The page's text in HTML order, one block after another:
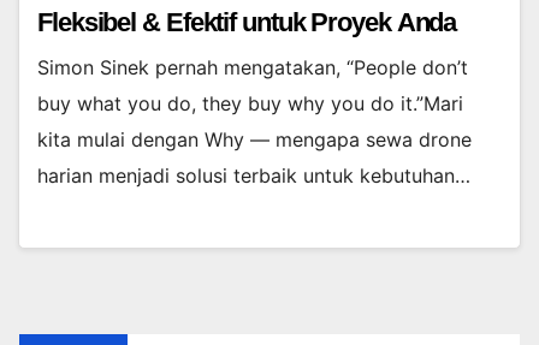
Fleksibel & Efektif untuk Proyek Anda
Simon Sinek pernah mengatakan, “People don’t
buy what you do, they buy why you do it.”Mari
kita mulai dengan Why — mengapa sewa drone
harian menjadi solusi terbaik untuk kebutuhan…